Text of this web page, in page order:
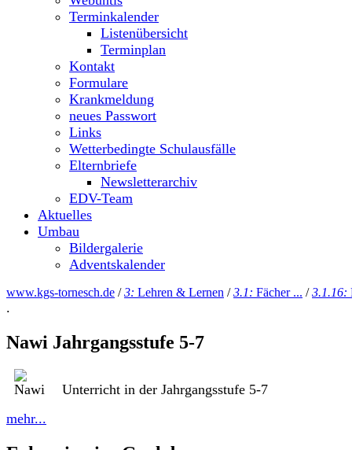
Terminkalender
Listenübersicht
Terminplan
Kontakt
Formulare
Krankmeldung
neues Passwort
Links
Wetterbedingte Schulausfälle
Elternbriefe
Newsletterarchiv
EDV-Team
Aktuelles
Umbau
Bildergalerie
Adventskalender
www.kgs-tornesch.de /3: Lehren & Lernen /3.1: Fächer ... /3.1.16:
.
Nawi Jahrgangsstufe 5-7
Unterricht in der Jahrgangsstufe 5-7
mehr...